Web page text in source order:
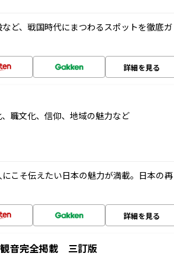
ど、戦国時代にまつわるスポットを徹底ガ
詳細を見る
職文化、信仰、地域の魅力など
こそ伝えたい日本の魅力が満載。日本の再
詳細を見る
音完全掲載 三訂版